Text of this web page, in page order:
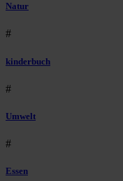
Natur
#
kinderbuch
#
Umwelt
#
Essen